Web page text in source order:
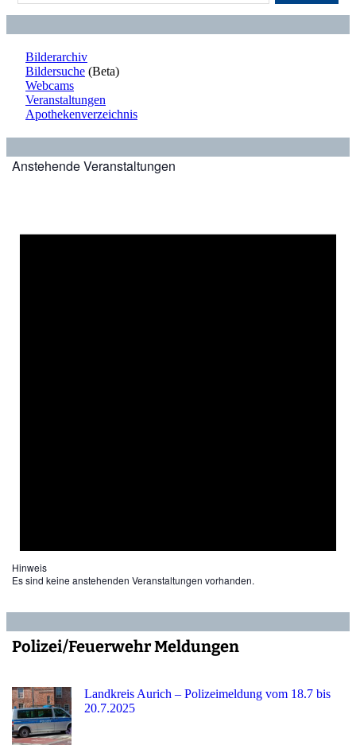
Bilderarchiv
Bildersuche (Beta)
Webcams
Veranstaltungen
Apothekenverzeichnis
Anstehende Veranstaltungen
Hinweis
Es sind keine anstehenden Veranstaltungen vorhanden.
Polizei/Feuerwehr Meldungen
Landkreis Aurich – Polizeimeldung vom 18.7 bis
20.7.2025